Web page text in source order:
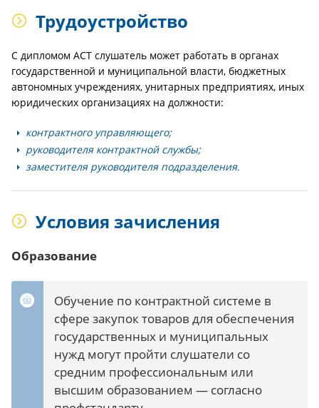
Трудоустройство
С дипломом АСТ слушатель может работать в органах
государственной и муниципальной власти, бюджетных
автономных учреждениях, унитарных предприятиях, иных
юридических организациях на должности:
контрактного управляющего;
руководителя контрактной службы;
заместителя руководителя подразделения.
Условия зачисления
Образование
Обучение по контрактной системе в
сфере закупок товаров для обеспечения
государственных и муниципальных
нужд могут пройти слушатели со
средним профессиональным или
высшим образованием — согласно